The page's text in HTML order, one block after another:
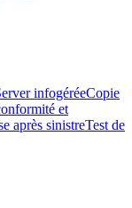
infogéréeCopie
et
après sinistreTest de